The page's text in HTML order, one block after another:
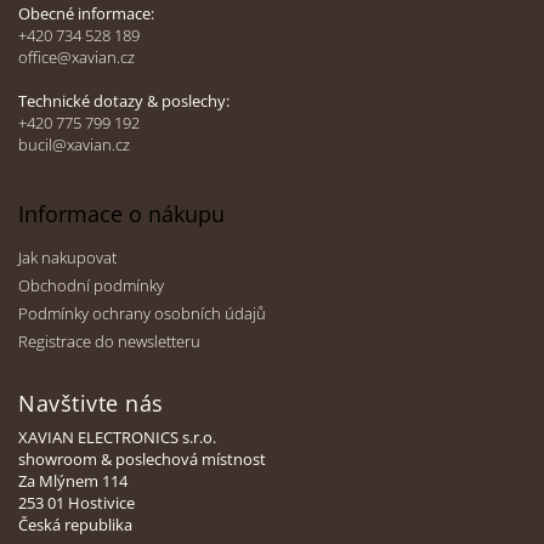
Obecné informace:
+420 734 528 189
office@xavian.cz
Technické dotazy & poslechy:
+420 775 799 192
bucil@xavian.cz
Informace o nákupu
Jak nakupovat
Obchodní podmínky
Podmínky ochrany osobních údajů
Registrace do newsletteru
Navštivte nás
XAVIAN ELECTRONICS s.r.o.
showroom & poslechová místnost
Za Mlýnem 114
253 01 Hostivice
Česká republika